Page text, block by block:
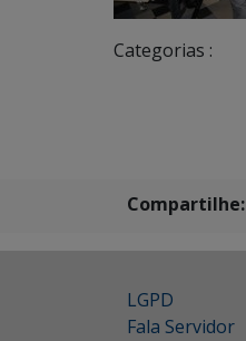
Categorias :
Compartilhe:
LGPD
Fala Servidor